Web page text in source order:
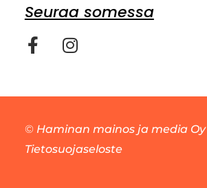
Seuraa somessa
© Haminan mainos ja media Oy
Tietosuojaseloste